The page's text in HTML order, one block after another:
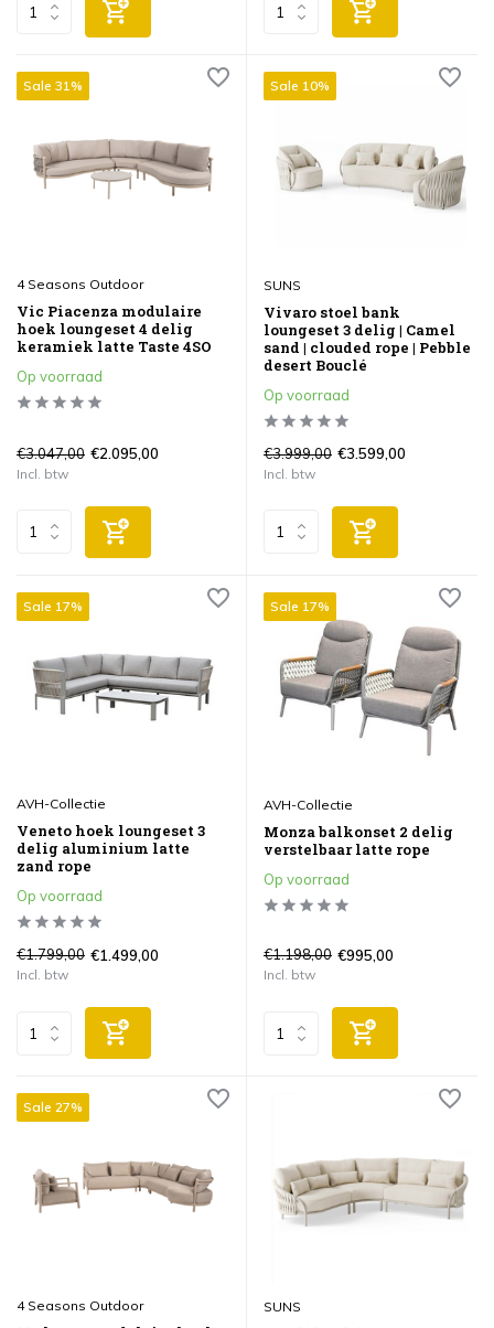
Sale 31%
4 Seasons Outdoor
Vic Piacenza modulaire
hoek loungeset 4 delig
keramiek latte Taste 4SO
Op voorraad
€3.047,00 €2.095,00
Incl. btw
Sale 10%
SUNS
Vivaro stoel bank
loungeset 3 delig | Camel
sand | clouded rope | Pebble
desert Bouclé
Op voorraad
€3.999,00 €3.599,00
Incl. btw
Sale 17%
AVH-Collectie
Veneto hoek loungeset 3
delig aluminium latte
zand rope
Op voorraad
€1.799,00 €1.499,00
Incl. btw
Sale 17%
AVH-Collectie
Monza balkonset 2 delig
verstelbaar latte rope
Op voorraad
€1.198,00 €995,00
Incl. btw
Sale 27%
4 Seasons Outdoor SUNS